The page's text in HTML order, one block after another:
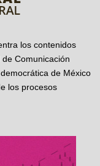
los contenidos
Comunicación
de México
los procesos